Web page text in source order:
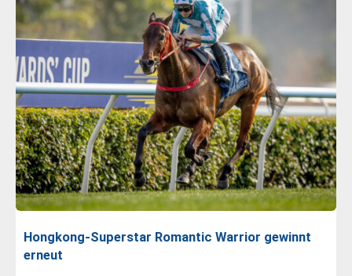
Hongkong-Superstar Romantic Warrior gewinnt
erneut